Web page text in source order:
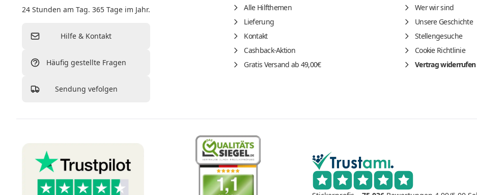
24 Stunden am Tag. 365 Tage im Jahr.
Hilfe & Kontakt
Häufig gestellte Fragen
Sendung vefolgen
Alle Hilfthemen
Lieferung
Kontakt
Cashback-Aktion
Gratis Versand ab 49,00€
Wer wir sind
Unsere Geschichte
Stellengesuche
Cookie Richtlinie
Vertrag widerrufen